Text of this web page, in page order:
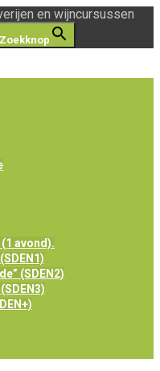
en wijncursussen
Zoekknop
avond).
(SDEN2)